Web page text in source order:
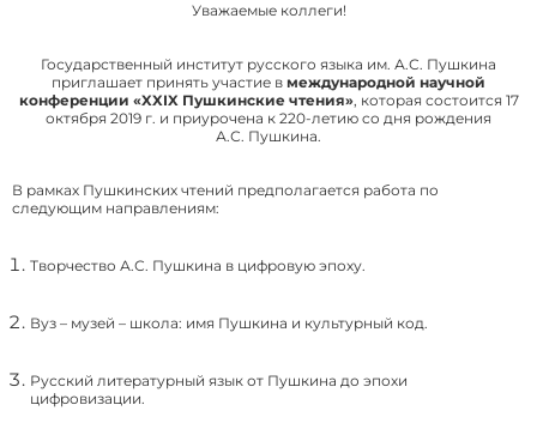
Уважаемые коллеги!
Государственный институт русского языка им. А.С. Пушкина
приглашает принять участие в международной научной
конференции «XXIX Пушкинские чтения», которая состоится 17
октября 2019 г. и приурочена к 220-летию cо дня рождения
А.С. Пушкина.
В рамках Пушкинских чтений предполагается работа по
следующим направлениям:
Творчество А.С. Пушкина в цифровую эпоху.
Вуз – музей – школа: имя Пушкина и культурный код.
Русский литературный язык от Пушкина до эпохи
цифровизации.